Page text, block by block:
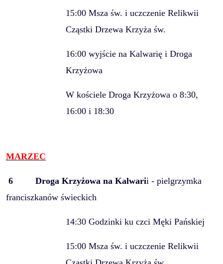
15:00 Msza św. i uczczenie Relikwii
Cząstki Drzewa Krzyża św.
16:00 wyjście na Kalwarię i Droga
Krzyżowa
W kościele Droga Krzyżowa o 8:30,
16:00 i 18:30
MARZEC
6 Droga Krzyżowa na Kalwarii - pielgrzymka
franciszkanów świeckich
14:30 Godzinki ku czci Męki Pańskiej
15:00 Msza św. i uczczenie Relikwii